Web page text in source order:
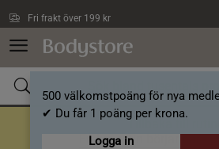
Fri frakt över 199 kr
500 välkomstpoäng för nya
✔ Du får 1 poäng per krona.
Logga in
Tillbaka till rutiner
En bra rutin börjar här-